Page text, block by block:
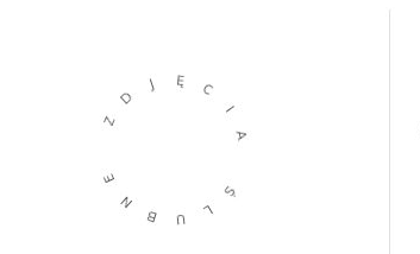
Z
D
J Ę
C
I
A
Ś
L
U
B
N
E